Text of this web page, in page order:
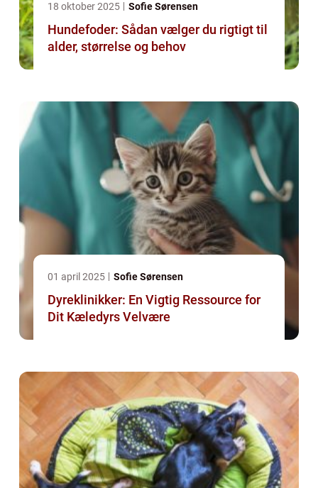
18 oktober 2025 Sofie Sørensen
Hundefoder: Sådan vælger du rigtigt til
alder, størrelse og behov
01 april 2025 Sofie Sørensen
Dyreklinikker: En Vigtig Ressource for
Dit Kæledyrs Velvære